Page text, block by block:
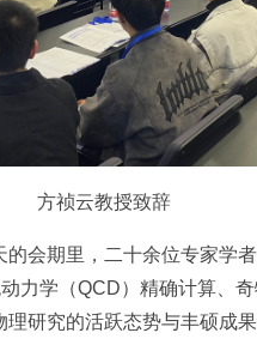
方祯云教授致辞
会期里，二十余位专家学
力学（QCD）精确计算、
研究的活跃态势与丰硕成